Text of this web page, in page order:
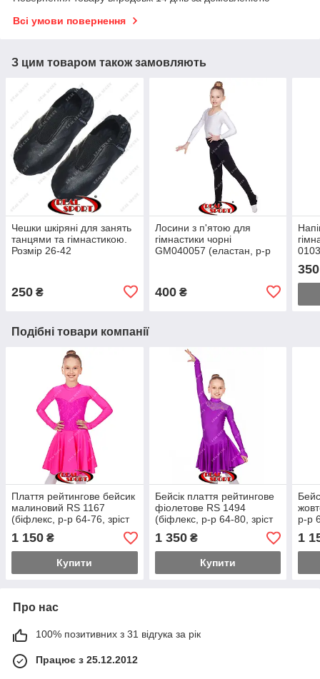
Всі умови повернення
З цим товаром також замовляють
Чешки шкіряні для занять
танцями та гімнастикою.
Розмір 26-42
250 ₴
Лосини з п'ятою для
гімнастики чорні
GM040057 (еластан, р-р
400₴
350
Подібні товари компанії
Плаття рейтингове бейсик
малиновий RS 1167
(біфлекс, р-р 64-76, зріст
122-152 см)
1 150 ₴
Купити
Бейсік плаття рейтингове
фіолетове RS 1494
(біфлекс, р-р 64-80, зріст
122-158 см)
1 350₴
Купити
р-р
1
Про нас
100% позитивних з 31 відгука за рік
Працює з 25.12.2012